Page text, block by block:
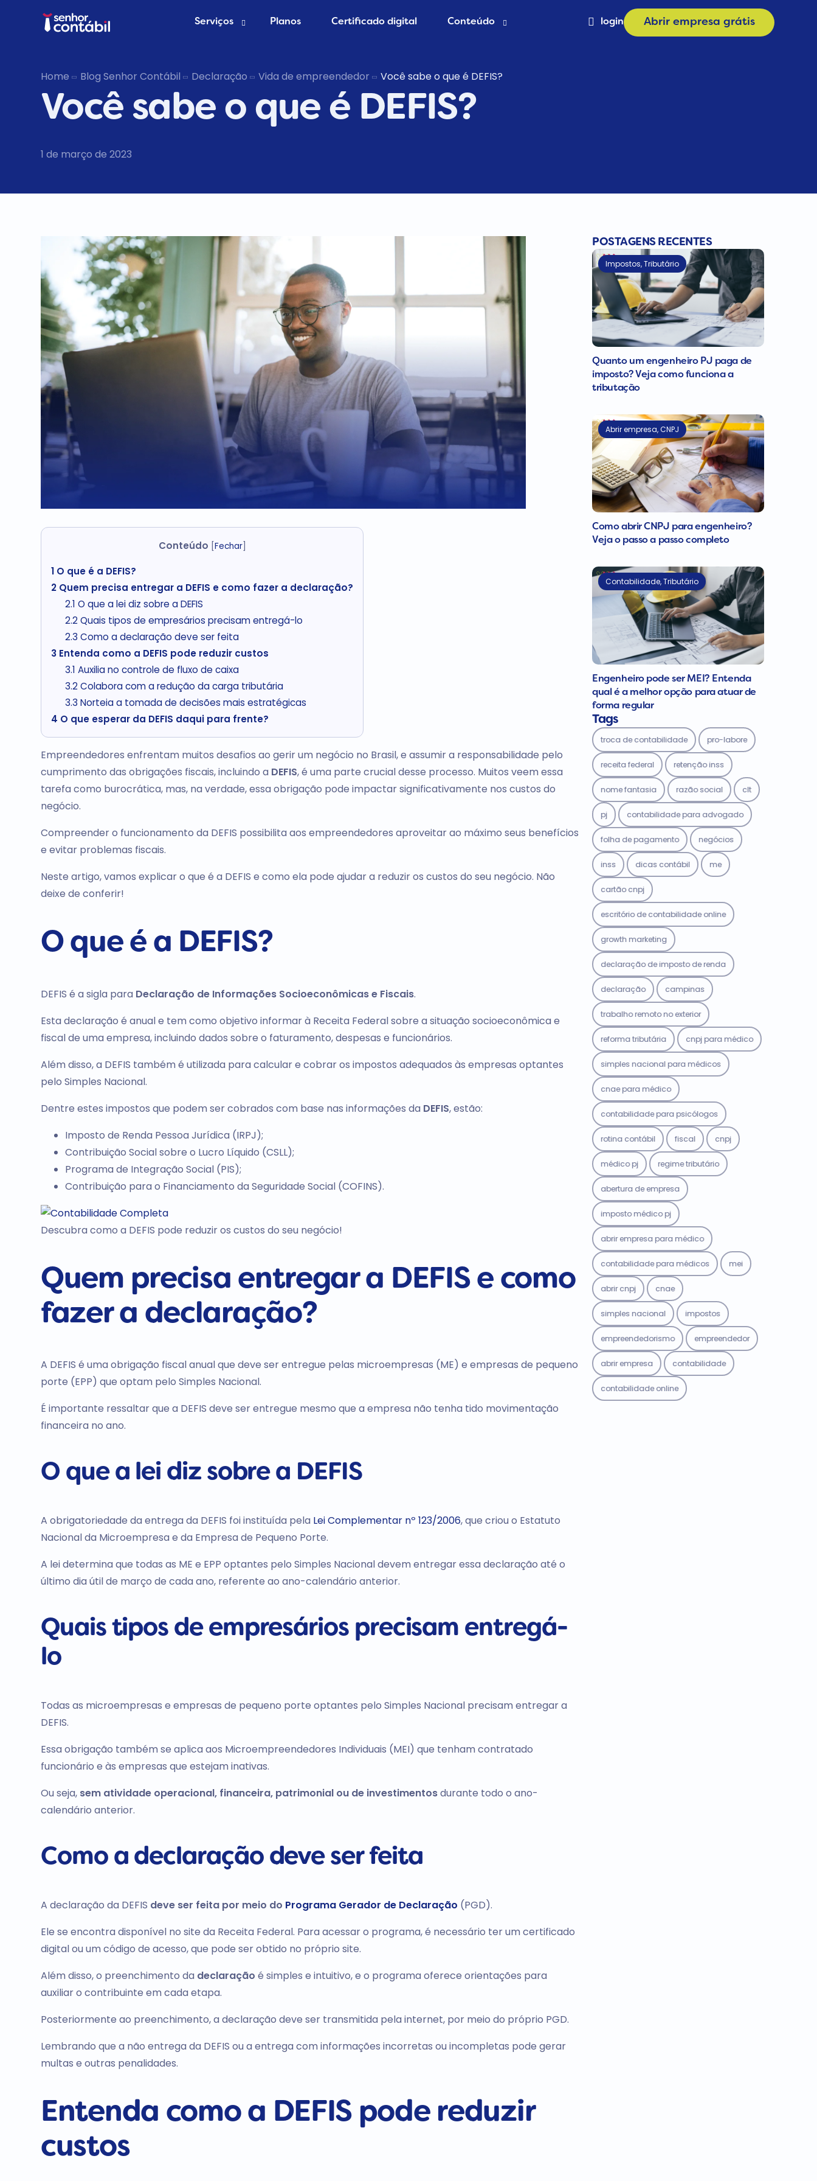
Serviços
Abrir Empresa grátis
Trocar de Contador
Deixar de ser MEI
Planos Certificado digital Conteúdo
Blog Contábil
Abertura de empresa
login Abrir empresa grátis
Home Blog Senhor Contábil Declaração Vida de empreendedor Você sabe o que é DEFIS?
Você sabe o que é DEFIS?
1 de março de 2023
Conteúdo [Fechar]
1 O que é a DEFIS?
2 Quem precisa entregar a DEFIS e como fazer a declaração?
2.1 O que a lei diz sobre a DEFIS
2.2Quais tipos de empresários precisam entregá-lo
2.3 Como a declaração deve ser feita
3 Entenda como a DEFIS pode reduzir custos
3.1 Auxilia no controle de fluxo de caixa
3.2Colabora com a redução da carga tributária
3.3 Norteia a tomada de decisões mais estratégicas
4 O que esperar da DEFIS daqui para frente?
Empreendedores enfrentam muitos desafios ao gerir um negócio no Brasil, e assumir a responsabilidade pelo
cumprimento das obrigações fiscais, incluindo a DEFIS, é uma parte crucial desse processo. Muitos veem essa
tarefa como burocrática, mas, na verdade, essa obrigação pode impactar significativamente nos custos do
negócio.
Compreender o funcionamento da DEFIS possibilita aos empreendedores aproveitar ao máximo seus benefícios
e evitar problemas fiscais.
Neste artigo, vamos explicar o que é a DEFIS e como ela pode ajudar a reduzir os custos do seu negócio. Não
deixe de conferir!
O que é a DEFIS?
DEFIS é a sigla para Declaração de Informações Socioeconômicas e Fiscais.
Esta declaração é anual e tem como objetivo informar à Receita Federal sobre a situação socioeconômica e
fiscal de uma empresa, incluindo dados sobre o faturamento, despesas e funcionários.
Além disso, a DEFIS também é utilizada para calcular e cobrar os impostos adequados às empresas optantes
pelo Simples Nacional.
Dentre estes impostos que podem ser cobrados com base nas informações da DEFIS, estão:
Imposto de Renda Pessoa Jurídica (IRPJ);
Contribuição Social sobre o Lucro Líquido (CSLL);
Programa de Integração Social (PIS);
Contribuição para o Financiamento da Seguridade Social (COFINS).
Descubra como a DEFIS pode reduzir os custos do seu negócio!
Quem precisa entregar a DEFIS e como
fazer a declaração?
A DEFIS é uma obrigação fiscal anual que deve ser entregue pelas microempresas (ME) e empresas de pequeno
porte (EPP) que optam pelo Simples Nacional.
É importante ressaltar que a DEFIS deve ser entregue mesmo que a empresa não tenha tido movimentação
financeira no ano.
O que a lei diz sobre a DEFIS
A obrigatoriedade da entrega da DEFIS foi instituída pela Lei Complementar nº 123/2006, que criou o Estatuto
Nacional da Microempresa e da Empresa de Pequeno Porte.
A leidetermina que todas as ME e EPP optantes pelo Simples Nacional devem entregar essa declaração até o
último dia útil de março de cada ano, referente ao ano-calendário anterior.
Quais tipos de empresários precisam entregá-
lo
Todas as microempresas e empresas de pequeno porte optantes pelo Simples Nacional precisam entregar a
DEFIS.
Essaobrigação também se aplica aos Microempreendedores Individuais (MEI) que tenham contratado
funcionário e às empresas que estejam inativas.
Ou seja, sem atividade operacional, financeira, patrimonial ou de investimentosdurante todo o ano-
calendário anterior.
Como a declaração deve ser feita
A declaração da DEFIS deve ser feita por meio do Programa Gerador de Declaração (PGD).
Ele se encontra disponível no site da Receita Federal. Para acessar o programa, é necessário ter um certificado
digital ou um código de acesso, que pode ser obtido no próprio site.
Além disso, o preenchimento da declaração é simples e intuitivo, e o programa oferece orientações para
auxiliar o contribuinte em cada etapa.
Posteriormente ao preenchimento, a declaração deve ser transmitida pela internet, por meio do próprio PGD.
Lembrando que a não entrega da DEFIS ou a entrega com informações incorretas ou incompletas pode gerar
multas e outras penalidades.
Entenda como a DEFIS pode reduzir
custos
POSTAGENS RECENTES
Impostos,Tributário
Quanto um engenheiro PJ paga de
imposto? Veja como funciona a
tributação
Abrir empresa,CNPJ
Como abrir CNPJ para engenheiro?
Veja o passo a passo completo
Contabilidade,Tributário
Engenheiro pode ser MEI? Entenda
qual é a melhor opção para atuar de
forma regular
Tags
troca de contabilidade pro-labore
receita federal retenção inss
nome fantasia razão social clt
pj contabilidade para advogado
folha de pagamento negócios
inss dicas contábil me
cartão cnpj
escritório de contabilidade online
growth marketing
declaração de imposto de renda
declaração campinas
trabalho remoto no exterior
reforma tributária cnpj para médico
simples nacional para médicos
cnae para médico
contabilidade para psicólogos
rotina contábil fiscal cnpj
médico pj regime tributário
abertura de empresa
imposto médico pj
abrir empresa para médico
contabilidade para médicos mei
abrir cnpj cnae
simples nacional impostos
empreendedorismo empreendedor
abrir empresa contabilidade
contabilidade online